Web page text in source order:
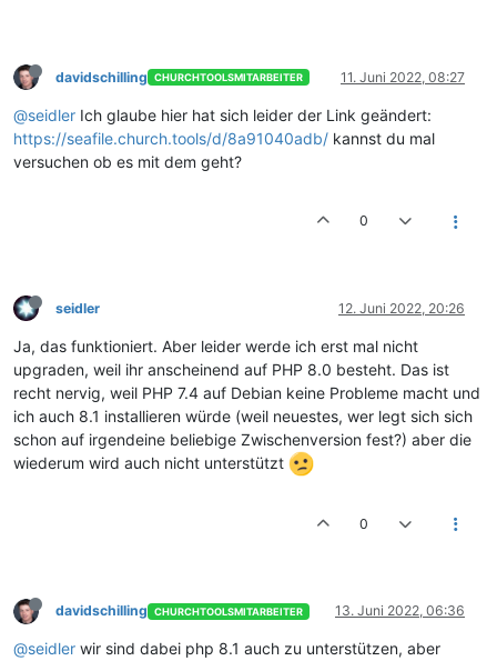
davidschilling CHURCHTOOLSMITARBEITER 11. Juni 2022, 08:27
@seidler Ich glaube hier hat sich leider der Link geändert:
https://seafile.church.tools/d/8a91040adb/ kannst du mal
versuchen ob es mit dem geht?
0
seidler 12. Juni 2022, 20:26
Ja, das funktioniert. Aber leider werde ich erst mal nicht
upgraden, weil ihr anscheinend auf PHP 8.0 besteht. Das ist
recht nervig, weil PHP 7.4 auf Debian keine Probleme macht und
ich auch 8.1 installieren würde (weil neuestes, wer legt sich sich
schon auf irgendeine beliebige Zwischenversion fest?) aber die
wiederum wird auch nicht unterstützt
0
davidschilling CHURCHTOOLSMITARBEITER 13. Juni 2022, 06:36
@seidler wir sind dabei php 8.1 auch zu unterstützen, aber